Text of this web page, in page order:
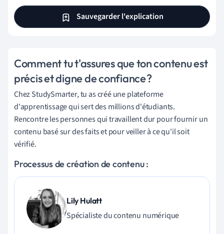
Sauvegarder l'explication
Comment tu t'assures que ton contenu est
précis et digne de confiance ?
Chez StudySmarter, tu as créé une plateforme
d'apprentissage qui sert des millions d'étudiants.
Rencontre les personnes qui travaillent dur pour fournir un
contenu basé sur des faits et pour veiller à ce qu'il soit
vérifié.
Processus de création de contenu :
Lily Hulatt
Spécialiste du contenu numérique